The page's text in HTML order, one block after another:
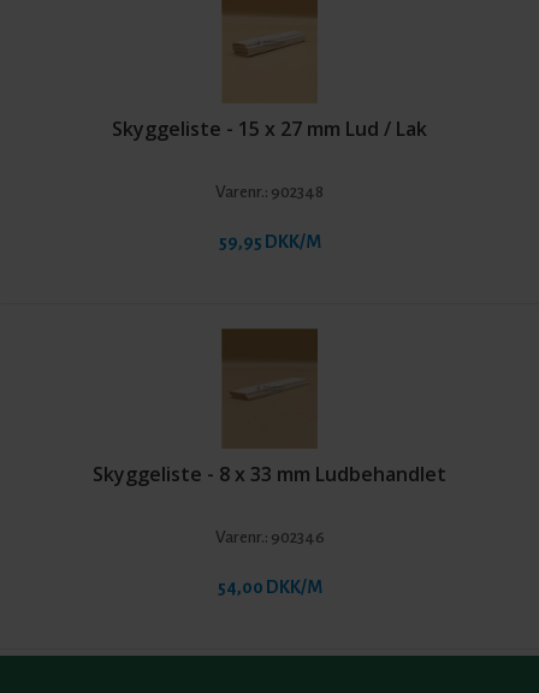
Skyggeliste - 15 x 27 mm Lud / Lak
Varenr.: 902348
59,95 DKK/M
Skyggeliste - 8 x 33 mm Ludbehandlet
Varenr.: 902346
54,00 DKK/M